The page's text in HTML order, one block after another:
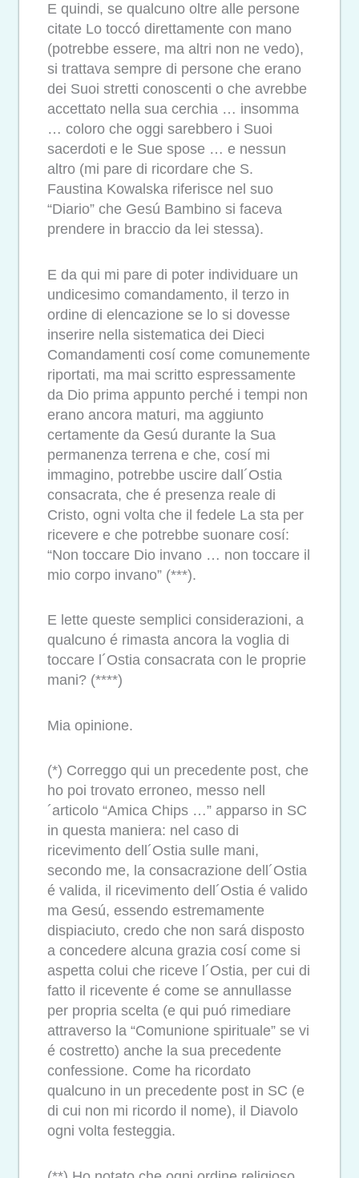
E quindi, se qualcuno oltre alle persone
citate Lo toccó direttamente con mano
(potrebbe essere, ma altri non ne vedo),
si trattava sempre di persone che erano
dei Suoi stretti conoscenti o che avrebbe
accettato nella sua cerchia … insomma
… coloro che oggi sarebbero i Suoi
sacerdoti e le Sue spose … e nessun
altro (mi pare di ricordare che S.
Faustina Kowalska riferisce nel suo
“Diario” che Gesú Bambino si faceva
prendere in braccio da lei stessa).
E da qui mi pare di poter individuare un
undicesimo comandamento, il terzo in
ordine di elencazione se lo si dovesse
inserire nella sistematica dei Dieci
Comandamenti cosí come comunemente
riportati, ma mai scritto espressamente
da Dio prima appunto perché i tempi non
erano ancora maturi, ma aggiunto
certamente da Gesú durante la Sua
permanenza terrena e che, cosí mi
immagino, potrebbe uscire dall´Ostia
consacrata, che é presenza reale di
Cristo, ogni volta che il fedele La sta per
ricevere e che potrebbe suonare cosí:
“Non toccare Dio invano … non toccare il
mio corpo invano” (***).
E lette queste semplici considerazioni, a
qualcuno é rimasta ancora la voglia di
toccare l´Ostia consacrata con le proprie
mani? (****)
Mia opinione.
(*) Correggo qui un precedente post, che
ho poi trovato erroneo, messo nell
´articolo “Amica Chips …” apparso in SC
in questa maniera: nel caso di
ricevimento dell´Ostia sulle mani,
secondo me, la consacrazione dell´Ostia
é valida, il ricevimento dell´Ostia é valido
ma Gesú, essendo estremamente
dispiaciuto, credo che non sará disposto
a concedere alcuna grazia cosí come si
aspetta colui che riceve l´Ostia, per cui di
fatto il ricevente é come se annullasse
per propria scelta (e qui puó rimediare
attraverso la “Comunione spirituale” se vi
é costretto) anche la sua precedente
confessione. Come ha ricordato
qualcuno in un precedente post in SC (e
di cui non mi ricordo il nome), il Diavolo
ogni volta festeggia.